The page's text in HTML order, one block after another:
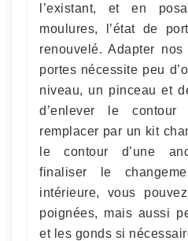
l’existant, et en
moulures, l’état de
renouvelé. Adapter
portes nécessite peu
niveau, un pinceau et
d’enlever le
remplacer par un kit
le contour d’une
finaliser le
intérieure, vous
poignées, mais aussi
et les gonds si